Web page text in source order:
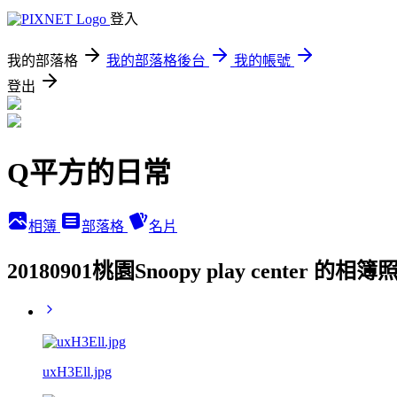
登入
我的部落格 我的部落格後台
我的帳號
登出
Q平方的日常
相簿 部落格 名片
20180901桃園Snoopy play center 的相簿
uxH3Ell.jpg